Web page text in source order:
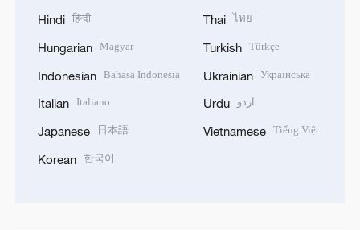
Hindi हिन्दी
Hungarian Magyar
Indonesian Bahasa Indonesia
Italian Italiano
Japanese 日本語
Korean 한국어
Thai ไทย
Turkish Türkçe
Ukrainian Українська
Urdu اردو
Vietnamese Tiếng Việt